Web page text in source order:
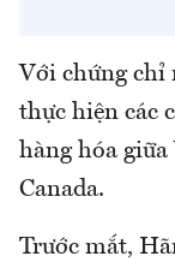
Với chứng chỉ
thực hiện các
hàng hóa
Canada.
Trước mắt,